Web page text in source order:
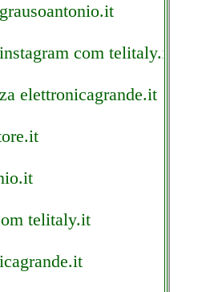
com telitaly.it
elettronicagrande.it
telitaly.it